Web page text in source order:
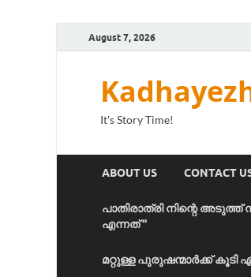
August 7, 2026
It's Story Time!
ABOUT US CONTACT
പാതിരാത്രി നിന്റെ
എന്നത് “
മറ്റുള്ള പുരുഷന്മാർക്ക്